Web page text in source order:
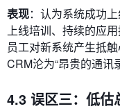
表现：认为系统成功
上线培训、持续的应
员工对新系统产生抵
CRM沦为“昂贵的通讯
4.3 误区三：低估